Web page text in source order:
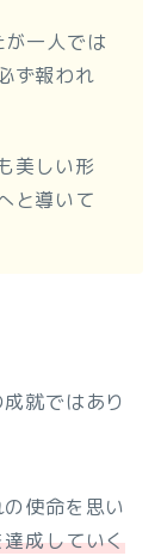
一人では
ず報われ
美しい形
と導いて
就ではあり
使命を思い
成していく